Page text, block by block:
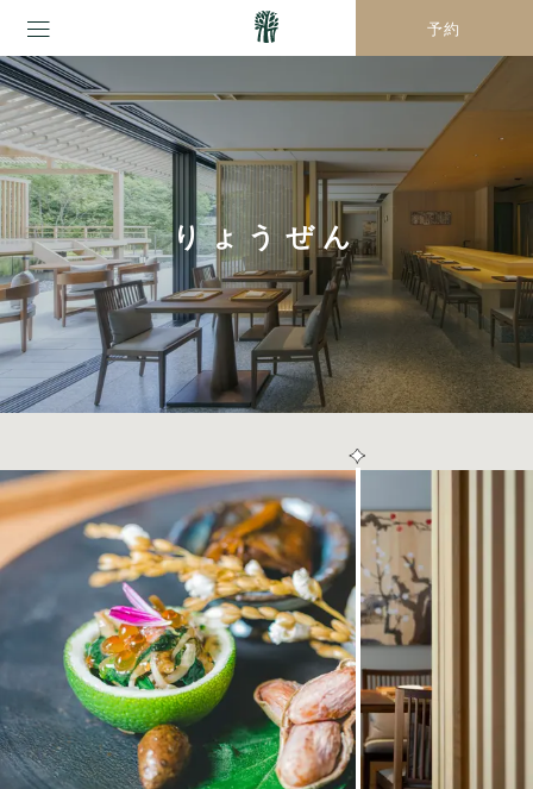
予約
りょうぜん